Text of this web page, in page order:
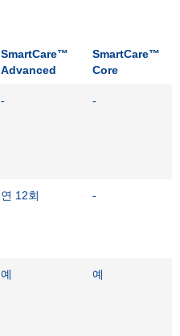
SmartCare™
Advanced
SmartCare™
Core
- -
연 12회 -
예 예